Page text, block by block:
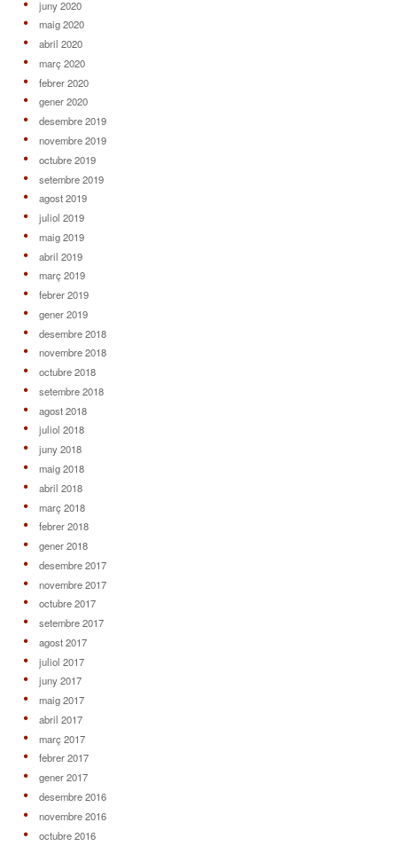
juny 2020
maig 2020
abril 2020
març 2020
febrer 2020
gener 2020
desembre 2019
novembre 2019
octubre 2019
setembre 2019
agost 2019
juliol 2019
maig 2019
abril 2019
març 2019
febrer 2019
gener 2019
desembre 2018
novembre 2018
octubre 2018
setembre 2018
agost 2018
juliol 2018
juny 2018
maig 2018
abril 2018
març 2018
febrer 2018
gener 2018
desembre 2017
novembre 2017
octubre 2017
setembre 2017
agost 2017
juliol 2017
juny 2017
maig 2017
abril 2017
març 2017
febrer 2017
gener 2017
desembre 2016
novembre 2016
octubre 2016